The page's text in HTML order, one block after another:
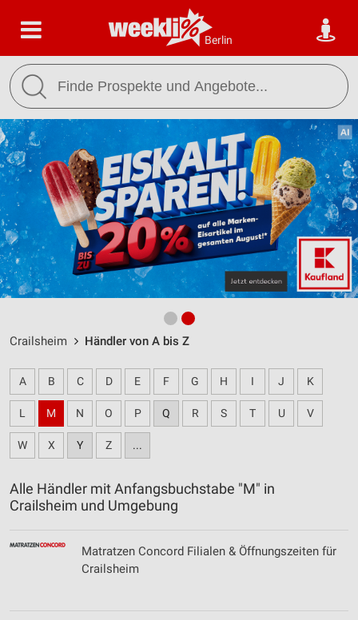
Berlin
Crailsheim Händler von A bis Z
A B C D E F G H I J K
L M N O P Q R S T U V
W X Y Z ...
Alle Händler mit Anfangsbuchstabe "M" in
Crailsheim und Umgebung
Matratzen Concord Filialen & Öffnungszeiten für
Crailsheim